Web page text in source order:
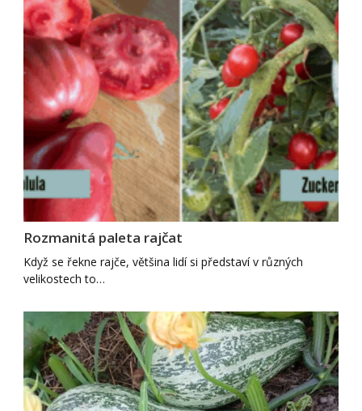
Rozmanitá paleta rajčat
Když se řekne rajče, většina lidí si představí v různých
velikostech to…